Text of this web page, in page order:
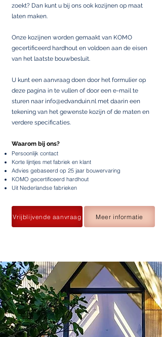
zoekt? Dan kunt u bij ons ook kozijnen op maat
laten maken.
Onze kozijnen worden gemaakt van KOMO
gecertificeerd hardhout en voldoen aan de eisen
van het laatste bouwbesluit.
U kunt een aanvraag doen door het formulier op
deze pagina in te vullen of door een e-mail te
sturen naar info@edvanduin.nlmet daarin een
tekening van het gewenste kozijn of de maten en
verdere specificaties.
Waarom bij ons?
Persoonlijk contact
Korte lijntjes met fabriek en klant
Advies gebaseerd op 25 jaar bouwervaring
KOMO gecertificeerd hardhout
Uit Nederlandse fabrieken
Vrijblijvende aanvraag Meer informatie